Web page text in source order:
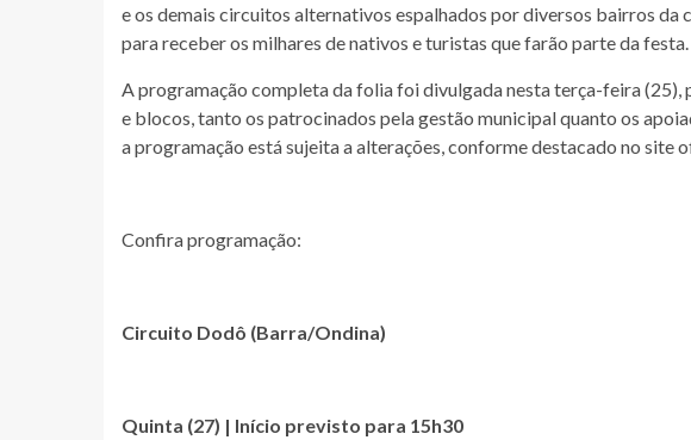
e os demais circuitos alternativos espalhados por diversos bairros da
para receber os milhares de nativos e turistas que farão parte da festa.
A programação completa da folia foi divulgada nesta terça-feira
e blocos, tanto os patrocinados pela gestão municipal quanto os
a programação está sujeita a alterações, conforme destacado no site
Confira programação:
Circuito Dodô (Barra/Ondina)
Quinta (27) | Início previsto para 15h30